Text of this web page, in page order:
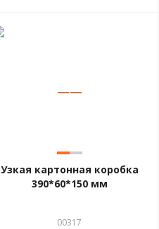
——
Узкая картонная коробка
390*60*150 мм
00317